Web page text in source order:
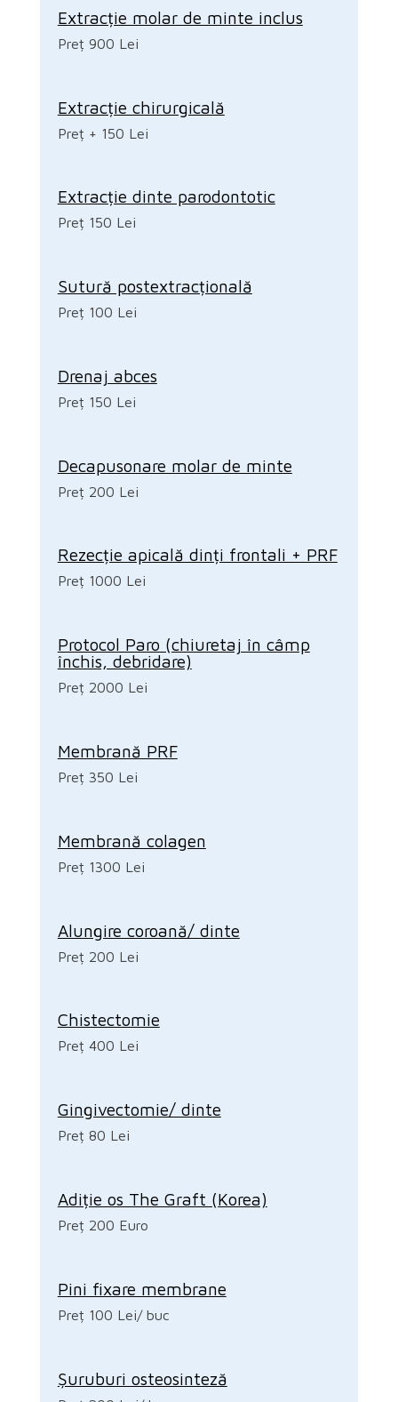
Extracție molar de minte inclus
Preț 900 Lei
Extracție chirurgicală
Preț + 150 Lei
Extracție dinte parodontotic
Preț 150 Lei
Sutură postextracțională
Preț 100 Lei
Drenaj abces
Preț 150 Lei
Decapusonare molar de minte
Preț 200 Lei
Rezecție apicală dinți frontali + PRF
Preț 1000 Lei
Protocol Paro (chiuretaj în câmp
închis, debridare)
Preț 2000 Lei
Membrană PRF
Preț 350 Lei
Membrană colagen
Preț 1300 Lei
Alungire coroană/ dinte
Preț 200 Lei
Chistectomie
Preț 400 Lei
Gingivectomie/ dinte
Preț 80 Lei
Adiție os The Graft (Korea)
Preț 200 Euro
Pini fixare membrane
Preț 100 Lei/ buc
Șuruburi osteosinteză